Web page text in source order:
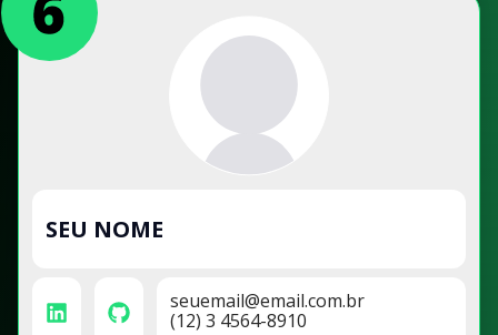
SEU NOME
seuemail@email.com.br
(12) 3 4564-8910